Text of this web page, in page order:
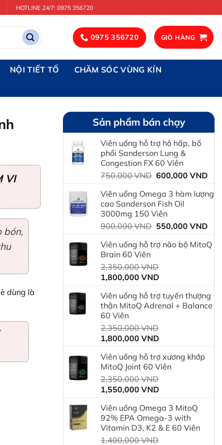
HOTLINE 24/7: 0975 356720
0975 356720 GIỎ HÀNG
NỘI TIẾT TỐ
CHĂM SÓC VÙNG KÍN
VI
bón,
dùng là
Sản phẩm bán chạy
Viên uống hỗ trợ hô hấp, bổ
phổi Sanderson Lung &
Congestion FX 60 Viên
750,000VND Giá
là:
750,000 VND.
600,000 VNDGiá
tại
Viên uống Omega 3 hàm lượng
cao Sanderson Fish Oil
3000mg 150 Viên
900,000VND Giá
là:
550,000 VNDGiá
tại
Viên uống hỗ trợ não bộ MitoQ
Brain 60 Viên
2,350,000VND
2,350,000 VND.
1,800,000 VNDGiá
tại
là:
Viên uống hỗ trợ tuyến thượng
thận MitoQ Adrenal + Balance
60 Viên
2,350,000VND
2,350,000 VND.
1,800,000 VNDGiá
tại
là:
Viên uống hỗ trợ xương khớp
MitoQ Joint 60 Viên
2,350,000VND
2,350,000 VND.
1,550,000 VNDGiá
tại
là:
1,550,000 VND.
Viên uống Omega 3 MitoQ
92% EPA Omega-3 with
Vitamin D3, K2 & E 60 Viên
1,400,000VND